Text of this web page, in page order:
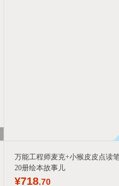
万能工程师麦克+小猴皮皮点读
20册绘本故事儿
¥718.70